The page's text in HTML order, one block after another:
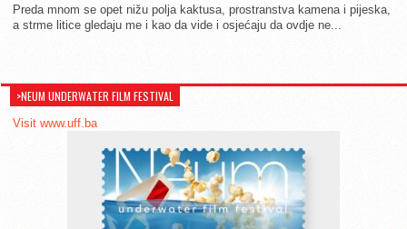
Preda mnom se opet nižu polja kaktusa, prostranstva kamena i pijeska,
a strme litice gledaju me i kao da vide i osjećaju da ovdje ne...
>NEUM UNDERWATER FILM FESTIVAL
Visit www.uff.ba